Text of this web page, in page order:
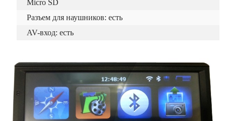
Micro SD
Разъем для наушников: есть
AV-вход: есть